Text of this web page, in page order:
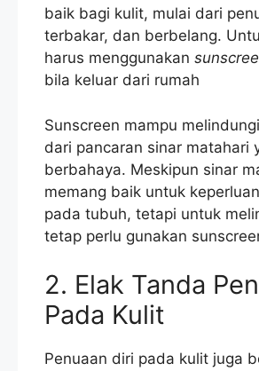
baik bagi kulit, mulai dari
terbakar, dan berbelang.
harus menggunakan
bila keluar dari rumah
Sunscreen mampu
dari pancaran sinar matahari
berbahaya. Meskipun sinar
memang baik untuk
pada tubuh, tetapi untuk
tetap perlu gunakan
2. Elak Tanda
Pada Kulit
Penuaan diri pada kulit juga